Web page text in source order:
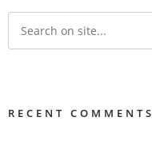
RECENT COMMENTS